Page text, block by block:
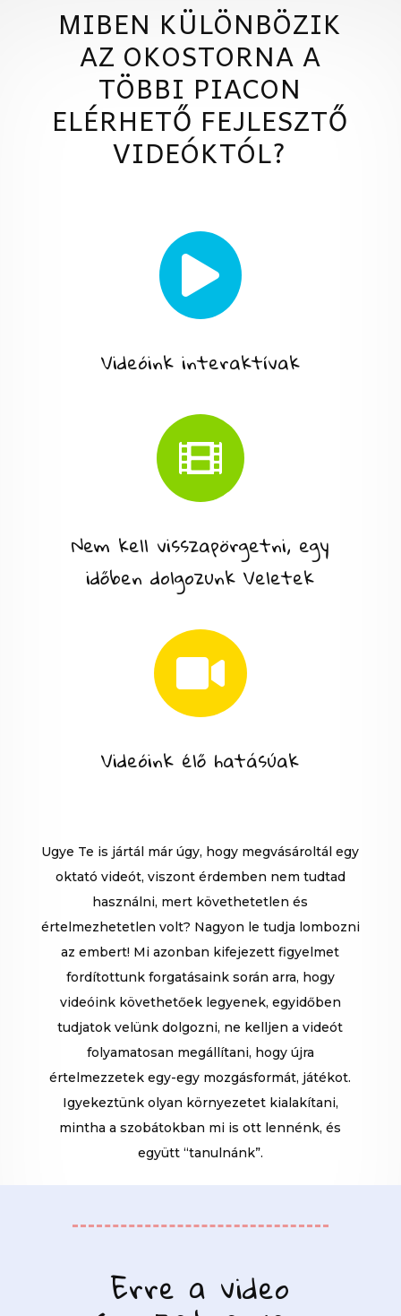
MIBEN KÜLÖNBÖZIK
AZ OKOSTORNA A
TÖBBI PIACON
ELÉRHETŐ FEJLESZTŐ
VIDEÓKTÓL?

Videóink interaktívak

Nem kell visszapörgetni, egy
időben dolgozunk Veletek

Videóink élő hatásúak
Ugye Te is jártál már úgy, hogy megvásároltál egy
oktató videót, viszont érdemben nem tudtad
használni, mert követhetetlen és
értelmezhetetlen volt? Nagyon le tudja lombozni
az embert! Mi azonban kifejezett figyelmet
fordítottunk forgatásaink során arra, hogy
videóink követhetőek legyenek, egyidőben
tudjatok velünk dolgozni, ne kelljen a videót
folyamatosan megállítani, hogy újra
értelmezzetek egy-egy mozgásformát, játékot.
Igyekeztünk olyan környezetet kialakítani,
mintha a szobátokban mi is ott lennénk, és
együtt “tanulnánk”.
Erre a video